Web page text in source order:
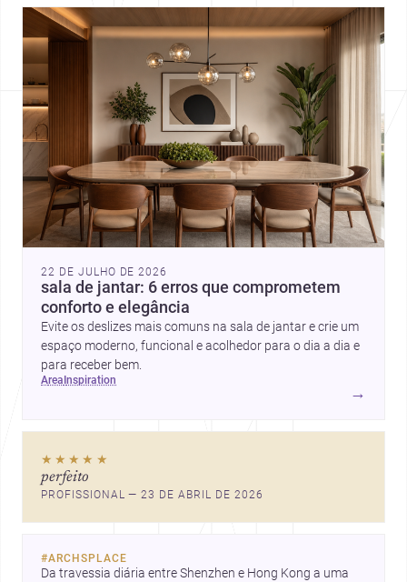
22 DE JULHO DE 2026
sala de jantar: 6 erros que comprometem
conforto e elegância
Evite os deslizes mais comuns na sala de jantar e crie um
espaço moderno, funcional e acolhedor para o dia a dia e
para receber bem.
area inspiration
→
★★★★★
perfeito
PROFISSIONAL — 23 DE ABRIL DE 2026
#ARCHSPLACE
Da travessia diária entre Shenzhen e Hong Kong a uma